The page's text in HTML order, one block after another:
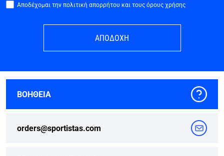
Αποδέχομαι την πολιτική απορρήτου και τους όρους χρήσης
ΑΠΟΔΟΧΗ
ΒΟΗΘΕΙΑ
orders@sportistas.com